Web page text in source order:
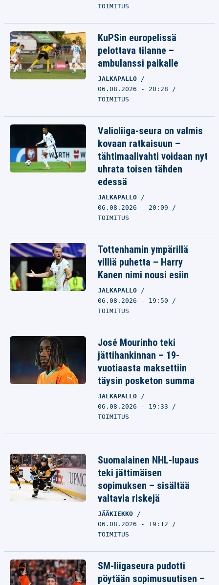
TOIMITUS
KuPSin europelissä
pelottava tilanne –
ambulanssi paikalle
JALKAPALLO
06.08.2026 - 20:28
TOIMITUS
Valioliiga-seura on valmis
kovaan ratkaisuun –
tähtimaalivahti voidaan nyt
uhrata toisen tähden
edessä
JALKAPALLO
06.08.2026 - 20:09
TOIMITUS
Tottenhamin ympärillä
villiä puhetta – Harry
Kanen nimi nousi esiin
JALKAPALLO
06.08.2026 - 19:50
TOIMITUS
José Mourinho teki
jättihankinnan – 19-
vuotiaasta maksettiin
täysin posketon summa
JALKAPALLO
06.08.2026 - 19:33
TOIMITUS
Suomalainen NHL-lupaus
teki jättimäisen
sopimuksen – sisältää
valtavia riskejä
JÄÄKIEKKO
06.08.2026 - 19:12
TOIMITUS
SM-liigaseura pudotti
pöytään sopimusuutisen –